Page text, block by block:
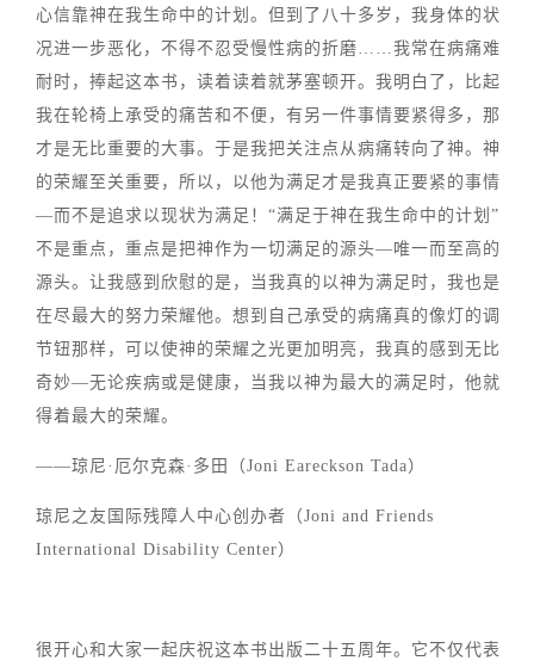
心信靠神在我生命中的计划。但到了八十多岁，我身体的状
况进一步恶化，不得不忍受慢性病的折磨……我常在病痛难
耐时，捧起这本书，读着读着就茅塞顿开。我明白了，比起
我在轮椅上承受的痛苦和不便，有另一件事情要紧得多，那
才是无比重要的大事。于是我把关注点从病痛转向了神。神
的荣耀至关重要，所以，以他为满足才是我真正要紧的事情
—而不是追求以现状为满足！“满足于神在我生命中的计划”
不是重点，重点是把神作为一切满足的源头—唯一而至高的
源头。让我感到欣慰的是，当我真的以神为满足时，我也是
在尽最大的努力荣耀他。想到自己承受的病痛真的像灯的调
节钮那样，可以使神的荣耀之光更加明亮，我真的感到无比
奇妙—无论疾病或是健康，当我以神为最大的满足时，他就
得着最大的荣耀。
——琼尼·厄尔克森·多田（Joni Eareckson Tada）
琼尼之友国际残障人中心创办者（Joni and Friends
International Disability Center）
很开心和大家一起庆祝这本书出版二十五周年。它不仅代表